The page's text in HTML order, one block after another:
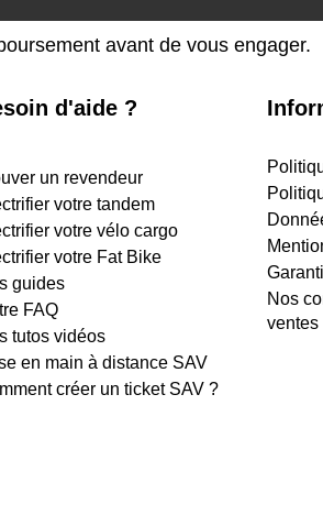
avant de vous engager.
d'aide ?
un revendeur
votre tandem
votre vélo cargo
votre Fat Bike
guides
FAQ
tutos vidéos
en main à distance SAV
créer un ticket SAV ?
Nos
ventes